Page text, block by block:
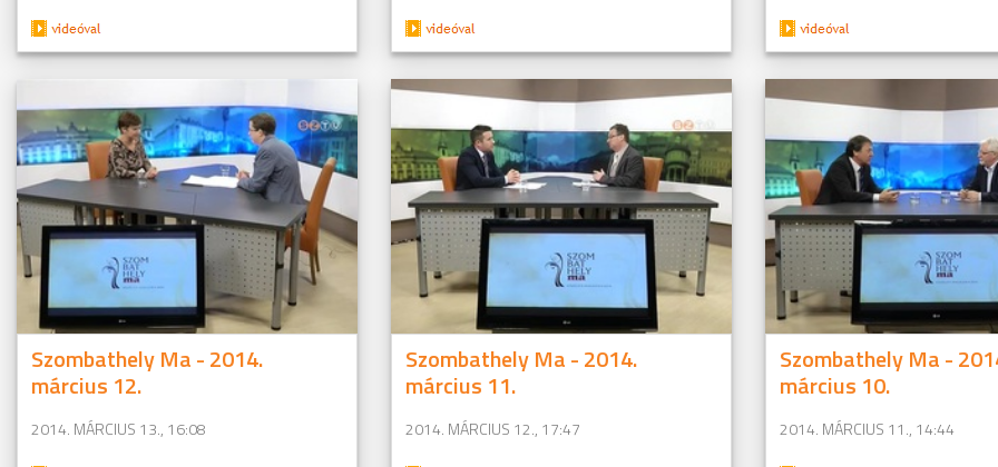
Szombathely Ma - 2014.
március 12.
2014. MÁRCIUS 13., 16:08
Szombathely Ma - 2014.
március 11.
2014. MÁRCIUS 12., 17:47
Szombathely Ma -
március 10.
2014. MÁRCIUS 11., 14:44